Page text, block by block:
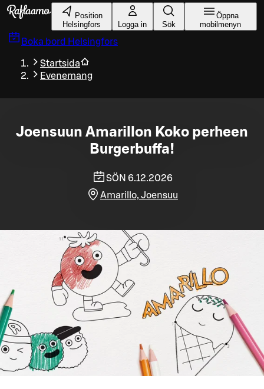
Gå till huvudinnehållet
Position
Helsingfors
Logga in Sök
Öppna
mobilmenyn
Boka bord Helsingfors
Startsida
Evenemang
Joensuun Amarillon Koko perheen
Burgerbuffa!
SÖN 6.12.2026
Amarillo, Joensuu